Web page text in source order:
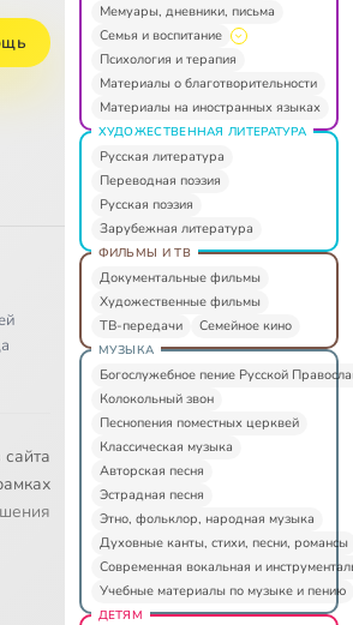
Мемуары, дневники, письма
Семья и воспитание
Психология и терапия
Материалы о благотворительности
Материалы на иностранных языках
ХУДОЖЕСТВЕННАЯ ЛИТЕРАТУРА
Русская литература
Переводная поэзия
Русская поэзия
Зарубежная литература
ФИЛЬМЫ И ТВ
Документальные фильмы
Художественные фильмы
ТВ-передачи
Семейное кино
МУЗЫКА
Богослужебное пение Русской
Колокольный звон
Песнопения поместных церквей
Классическая музыка
Авторская песня
Эстрадная песня
Этно, фольклор, народная музыка
Духовные канты, стихи, песни, романсы
Современная вокальная и
Учебные материалы по музыке и пению
ДЕТЯМ